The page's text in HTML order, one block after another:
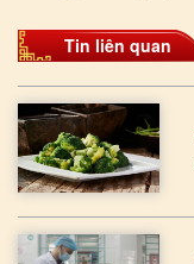
Tin liên quan